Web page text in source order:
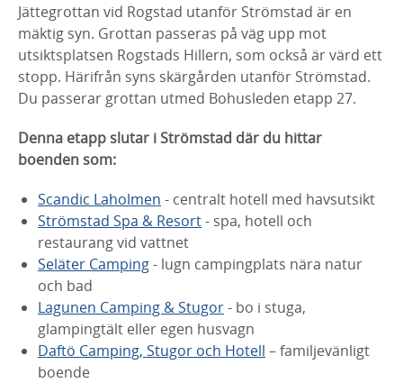
Jättegrottan vid Rogstad utanför Strömstad är en
mäktig syn. Grottan passeras på väg upp mot
utsiktsplatsen Rogstads Hillern, som också är värd ett
stopp. Härifrån syns skärgården utanför Strömstad.
Du passerar grottan utmed Bohusleden etapp 27.
Denna etapp slutar i Strömstad där du hittar
boenden som:
Scandic Laholmen - centralt hotell med havsutsikt
Strömstad Spa & Resort- spa, hotell och
restaurang vid vattnet
Seläter Camping- lugn campingplats nära natur
och bad
Lagunen Camping & Stugor- bo i stuga,
glampingtält eller egen husvagn
Daftö Camping, Stugor och Hotell – familjevänligt
boende